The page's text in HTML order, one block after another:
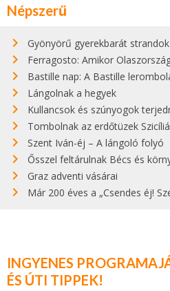
Népszerű
Gyönyörű gyerekbarát strandok
Ferragosto: Amikor
Bastille nap: A Bastille lerombolása
Lángolnak a hegyek
Kullancsok és szúnyogok
Tombolnak az erdőtüzek
Szent Iván-éj – A lángoló folyó
Ősszel feltárulnak Bécs és
Graz adventi vásárai
Már 200 éves a „Csendes éj!
INGYENES
ÉS ÚTI TIPPEK!